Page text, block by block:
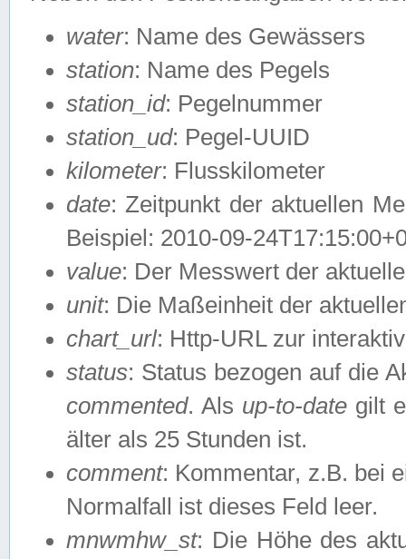
water: Name des Gewässers
station: Name des Pegels
station_id: Pegelnummer
station_ud: Pegel-UUID
kilometer: Flusskilometer
date: Zeitpunkt der aktuellen
Beispiel: 2010-09-
value: Der Messwert der
unit: Die Maßeinheit der
chart_url: Http-URL zur
status: Status bezogen auf die
commented. Als up-to-date gilt
älter als 25 Stunden ist.
comment: Kommentar, z.B. bei
Normalfall ist dieses Feld leer.
mnwmhw_st: Die Höhe des